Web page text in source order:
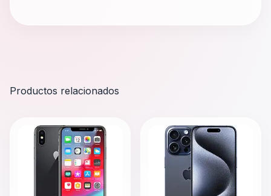
Productos relacionados